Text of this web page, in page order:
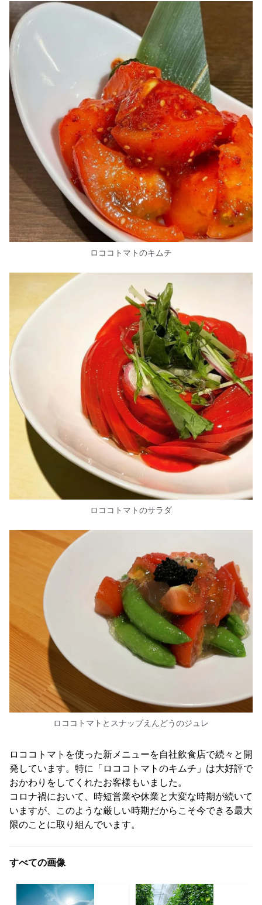
ロココトマトのキムチ
ロココトマトのサラダ
ロココトマトとスナップえんどうのジュレ
ロココトマトを使った新メニューを自社飲食店で続々と開
発しています。特に「ロココトマトのキムチ」は大好評で
おかわりをしてくれたお客様もいました。
コロナ禍において、時短営業や休業と大変な時期が続いて
いますが、このような厳しい時期だからこそ今できる最大
限のことに取り組んでいます。
すべての画像